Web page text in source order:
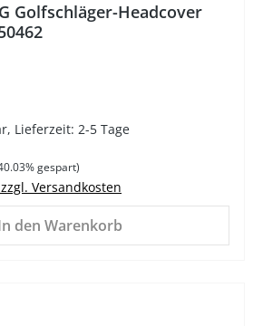
Golfschläger-Headcover
Lieferzeit: 2-5 Tage
Preis: gespart)
Versandkosten
den Warenkorb